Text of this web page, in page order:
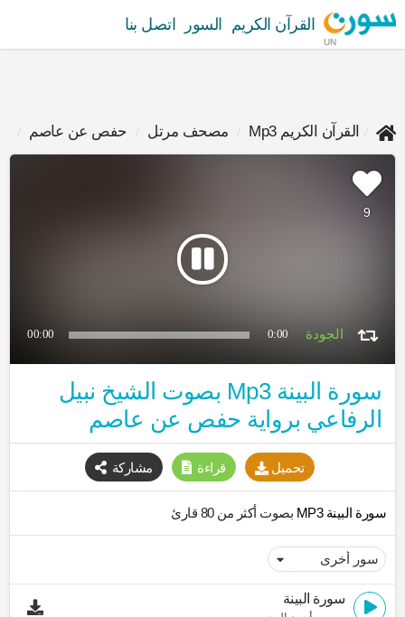
UN
القرآن الكريم السور اتصل بنا
القرآن الكريم Mp3 مصحف مرتل حفص عن عاصم
9
00:00 0:00
سورة البينة Mp3 بصوت الشيخ نبيل
الرفاعي برواية حفص عن عاصم
تحميل قراءة مشاركة
سورة البينة MP3 بصوت أكثر من 80 قارئ
سورة البينة